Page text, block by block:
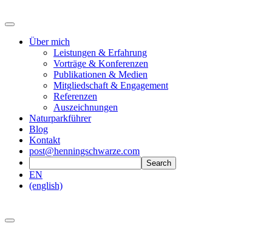
Über mich
Leistungen & Erfahrung
Vorträge & Konferenzen
Publikationen & Medien
Mitgliedschaft & Engagement
Referenzen
Auszeichnungen
Naturparkführer
Blog
Kontakt
post@henningschwarze.com
EN
(english)